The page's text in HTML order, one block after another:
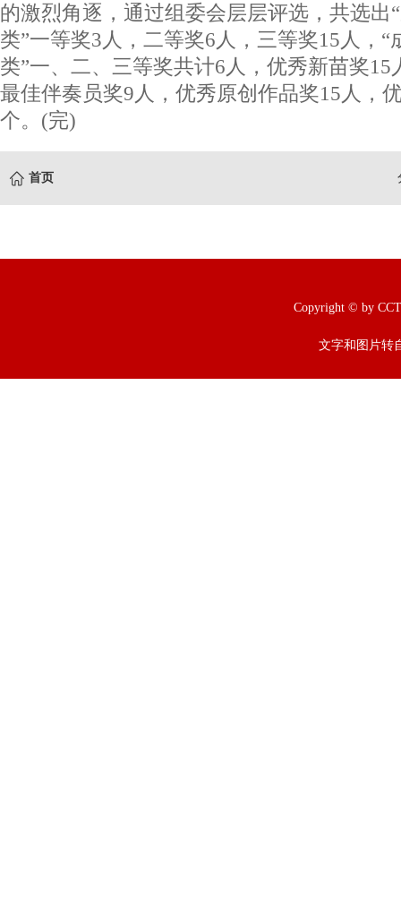
的激烈角逐，通过组委会层层评选，共选出
类”一等奖3人，二等奖6人，三等奖15人，“
类”一、二、三等奖共计6人，优秀新苗奖
最佳伴奏员奖9人，优秀原创作品奖15人，
个。(完)
首页
Copyright © by
文字和图片转